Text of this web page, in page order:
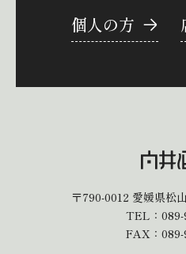
個人の方
〒790-0012 愛媛県松
TEL：
FAX：089-